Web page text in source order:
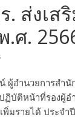
ส่งเส
.
อำนวยการสำ
บัติหน้าที่รองผู้
พิ่มรายได้ ประ